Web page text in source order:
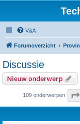
V&A
Forumoverzicht
Discussie
Nieuw onderwerp
109 onderwerpen